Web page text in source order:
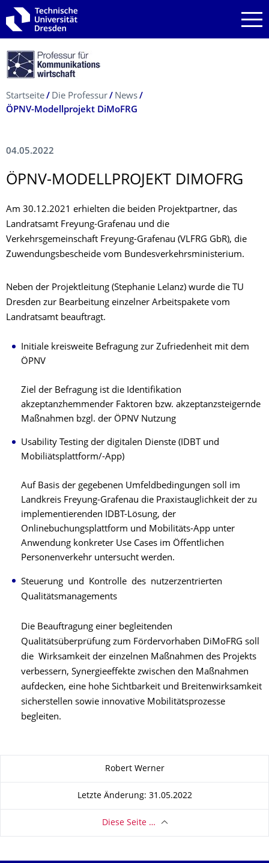
Zur Hauptnavigation springen
Zur Suche springen
Zum Inhalt springen
Breadcrumb-Menü
Startseite Die Professur
News
ÖPNV-Modellprojekt DiMoFRG
04.05.2022
ÖPNV-MODELLPROJEKT DIMOFRG
Am 30.12.2021 erhielten die beiden Projektpartner, das
Landratsamt Freyung-Grafenau und die
Verkehrsgemeinschaft Freyung-Grafenau (VLFRG GbR), die
Zuwendungsbescheide vom Bundesverkehrsministerium.
Neben der Projektleitung (Stephanie Lelanz) wurde die TU
Dresden zur Bearbeitung einzelner Arbeitspakete vom
Landratsamt beauftragt.
Initiale kreisweite Befragung zur Zufriedenheit mit dem
ÖPNV
Ziel der Befragung ist die Identifikation
akzeptanzhemmender Faktoren bzw. akzeptanzsteigernde
Maßnahmen bzgl. der ÖPNV Nutzung
Usability Testing der digitalen Dienste (IDBT und
Mobiliätsplattform/-App)
Auf Basis der gegebenen Umfeldbedingungen soll im
Landkreis Freyung-Grafenau die Praxistauglichkeit der zu
implementierenden IDBT-Lösung, der
Onlinebuchungsplattform und Mobilitäts-App unter
Anwendung konkreter Use Cases im Öffentlichen
Personenverkehr untersucht werden.
Steuerung und Kontrolle des nutzerzentrierten
Qualitätsmanagements
Die Beauftragung einer begleitenden
Qualitätsüberprüfung zum Fördervorhaben DiMoFRG soll
die Wirksamkeit der einzelnen Maßnahmen des Projekts
verbessern, Synergieeffekte zwischen den Maßnahmen
aufdecken, eine hohe Sichtbarkeit und Breitenwirksamkeit
sicherstellen sowie innovative Mobilitätsprozesse
begleiten.
Robert Werner
Letzte Änderung: 31.05.2022
Diese Seite …